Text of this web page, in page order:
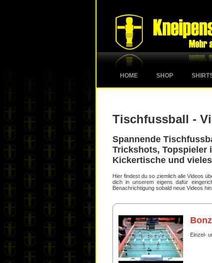
HOME SHOP
Tischfussball -
Spannende
Trickshots, Topspieler
Kickertische und
Hier findest du so ziemlich alle Videos
dich in unserem eigens dafür
Benachrichtigung sobald neue Videos
Einzel-